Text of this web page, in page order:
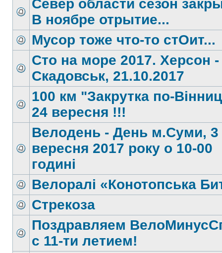
Север области сезон
В ноябре отрытие...
Мусор тоже что-то стОит...
Сто на море 2017. Херсон -
Скадовськ, 21.10.2017
100 км "Закрутка по-
24 вересня !!!
Велодень - День м.Суми, 3
вересня 2017 року о 10-00
годині
Велоралі «Конотопська
Стрекоза
Поздравляем
c 11-ти летием!